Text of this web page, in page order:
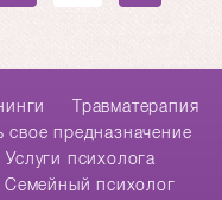
Травматерапия
свое предназначение
Услуги психолога
Семейный психолог